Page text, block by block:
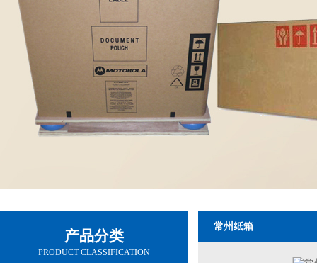
产品分类
PRODUCT CLASSIFICATION
常州纸箱